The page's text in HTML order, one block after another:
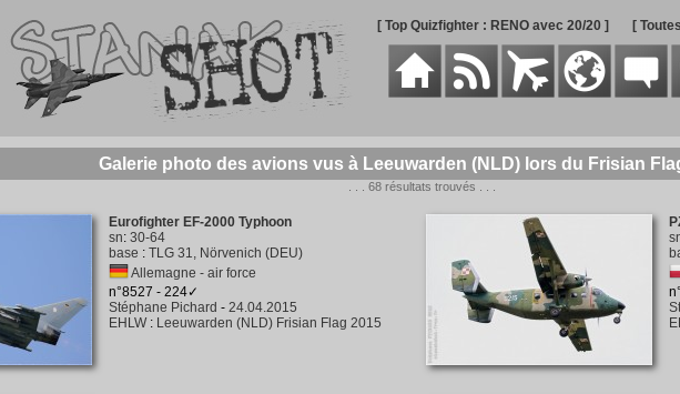
[ Top Quizfighter : RENO avec 20/20 ] [
Galerie photo des avions vus à Leeuwarden (NLD) lors du Frisian
. . . 68 résultats trouvés . . .
Eurofighter EF-2000 Typhoon
sn: 30-64
base : TLG 31, Nörvenich (DEU)
Allemagne - air force
n°8527 - 224✓
Stéphane Pichard - 24.04.2015
EHLW : Leeuwarden (NLD) Frisian Flag 2015